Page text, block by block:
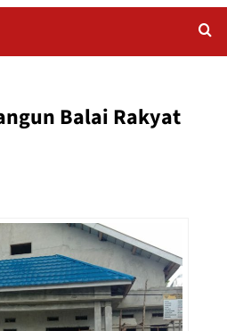
Balai Rakyat